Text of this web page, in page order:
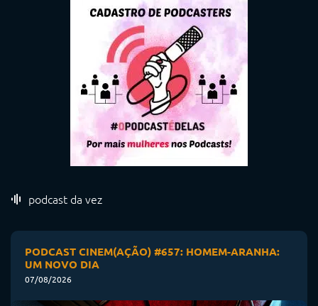
podcast da vez
PODCAST CINEM(AÇÃO) #657: HOMEM-ARANHA:
UM NOVO DIA
07/08/2026